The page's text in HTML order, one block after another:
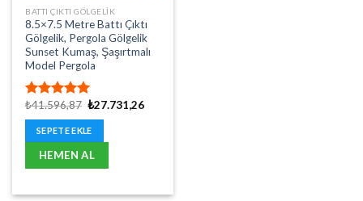
BATTI ÇIKTI GÖLGELIK
8.5×7.5 Metre Battı Çıktı
Gölgelik, Pergola Gölgelik
Sunset Kumaş, Şaşırtmalı
Model Pergola
5 üzerinden
5.00oy
aldı
₺41.596,87 Orijinal
₺41.596,87.
₺27.731,26Şu
SEPETE EKLE
HEMEN AL